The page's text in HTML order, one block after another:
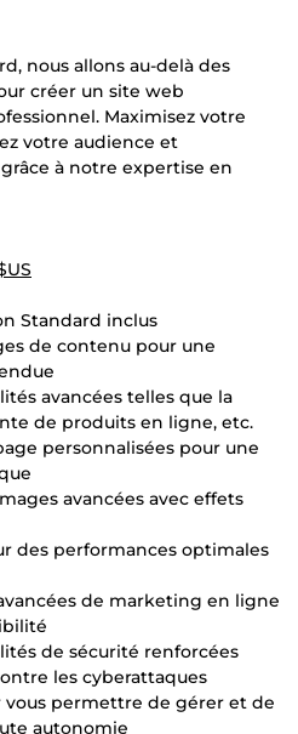
nous allons au-delà des
créer un site web
Maximisez votre
votre audience et
à notre expertise en
Standard inclus
de contenu pour une
avancées telles que la
de produits en ligne, etc.
personnalisées pour une
avancées avec effets
des performances optimales
de marketing en ligne
de sécurité renforcées
les cyberattaques
permettre de gérer et de
autonomie